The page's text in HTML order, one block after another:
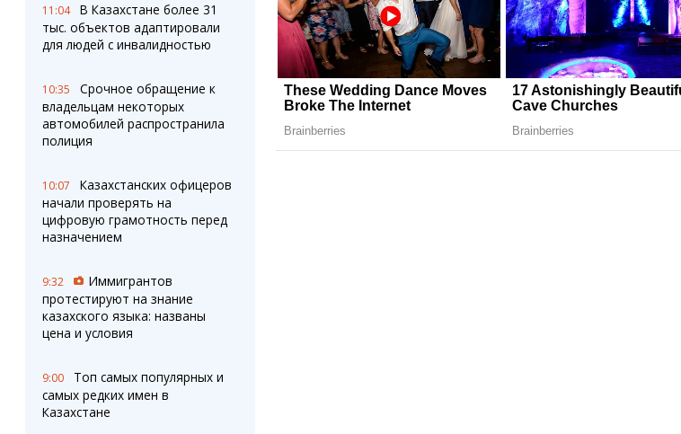
11:04
В Казахстане более 31
тыс. объектов адаптировали
для людей с инвалидностью
10:35
Срочное обращение к
владельцам некоторых
автомобилей распространила
полиция
10:07
Казахстанских офицеров
начали проверять на
цифровую грамотность перед
назначением
9:32
Иммигрантов
протестируют на знание
казахского языка: названы
цена и условия
9:00
Топ самых популярных и
самых редких имен в
Казахстане